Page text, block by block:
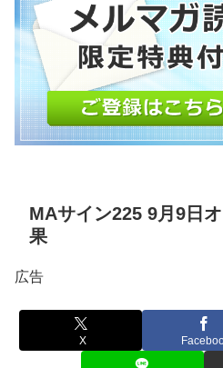
MAサイン225 9月9日
果
広告
X